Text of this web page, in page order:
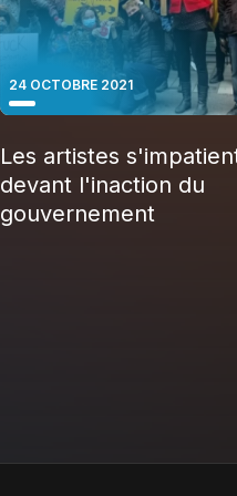
24 OCTOBRE 2021
Les artistes
devant l'inaction du
gouvernement